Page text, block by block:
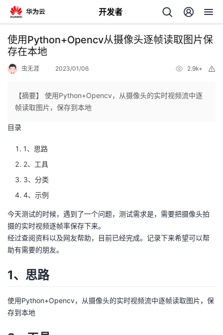
开发者
返
回
人
主
页
的
开
发
者
博
的
我
我
的
开
发
堂
我
的
Programs
我
的
我
使用Python+Opencv从摄像头逐帧读取图片保
存在本地
虫无涯 2023/01/06 2.9k+
【摘要】 使用Python+Opencv，从摄像头的实时视频流中逐
帧读取图片，保存到本地
目录
1、思路
2、工具
3、分类
4、示例
今天测试的时候，遇到了一个问题，测试需求是，需要把摄像头拍
摄的实时视频逐帧率保存下来。
经过查阅资料以及网友帮助，目前已经完成。记录下来希望可以帮
助有需要的朋友。
1、思路
使用Python+Opencv，从摄像头的实时视频流中逐帧读取图片，保
存到本地